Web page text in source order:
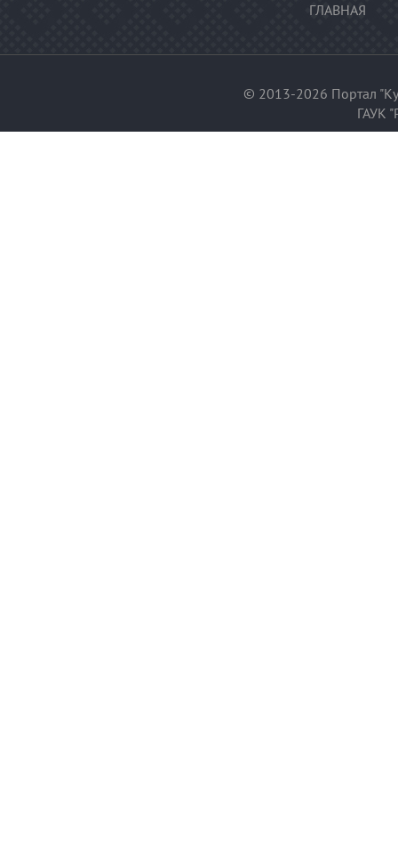
ГЛАВНАЯ
© 2013-2026 Портал
ГАУК